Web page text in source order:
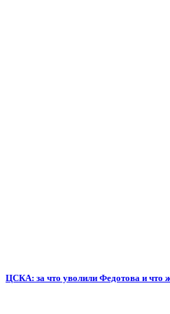
ЦСКА: за что уволили Федотова и что